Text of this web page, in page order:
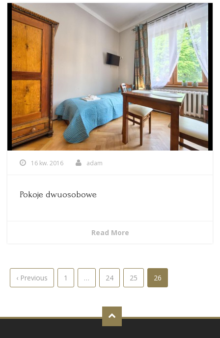
16 kw. 2016 adam
Pokoje dwuosobowe
Read More
‹ Previous 1 … 24 25 26